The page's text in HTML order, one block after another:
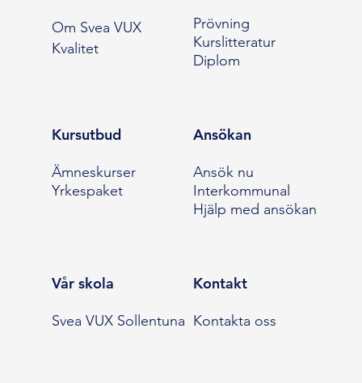
Om Svea VUX
Kvalitet
Prövning
Kurslitteratur
Diplom
Kursutbud
Ämneskurser
Yrkespaket
Ansökan
Ansök nu
Interkommunal
Hjälp med ansökan
Vår skola
Svea VUX Sollentuna
Kontakt
Kontakta oss